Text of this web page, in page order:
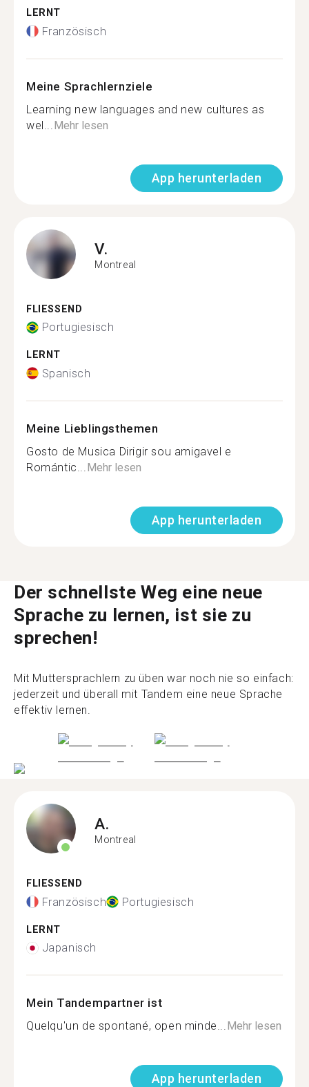
LERNT
Französisch
Meine Sprachlernziele
Learning new languages and new cultures as
wel... Mehr lesen
App herunterladen
V.
Montreal
FLIESSEND
Portugiesisch
LERNT
Spanisch
Meine Lieblingsthemen
Gosto de Musica Dirigir sou amigavel e
Romántic... Mehr lesen
App herunterladen
Der schnellste Weg eine neue
Sprache zu lernen, ist sie zu
sprechen!
Mit Muttersprachlern zu üben war noch nie so einfach:
jederzeit und überall mit Tandem eine neue Sprache
effektiv lernen.
A.
Montreal
FLIESSEND
Französisch Portugiesisch
LERNT
Japanisch
Mein Tandempartner ist
Quelqu'un de spontané, open minde...Mehr lesen
App herunterladen